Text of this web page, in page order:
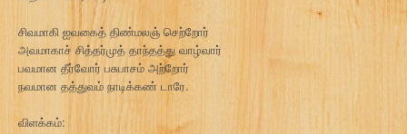
சிவமாகி ஐவகைத் திண்மலஞ் செற்றோர்
அவமாகாச் சித்தர்முத் தாந்தத்து வாழ்வார்
பவமான தீர்வோர் பசுபாசம் அற்றோர்
நவமான தத்துவம் நாடிக்கண் டாரே.
விளக்கம்: